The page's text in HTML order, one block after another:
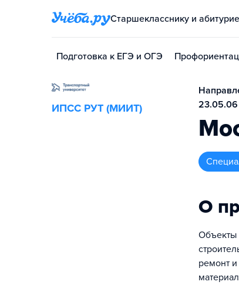
Старшекласснику и
Подготовка к ЕГЭ и ОГЭ
ИПСС РУТ (МИИТ)
23.05.06
О
Объекты
ремонт